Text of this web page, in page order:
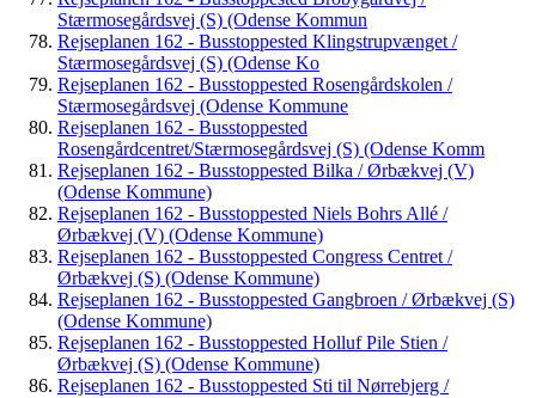
Stærmosegårdsvej (S) (Odense Kommun
Rejseplanen 162 - Busstoppested Klingstrupvænget /
Stærmosegårdsvej (S) (Odense Ko
Rejseplanen 162 - Busstoppested Rosengårdskolen /
Stærmosegårdsvej (Odense Kommune
Rejseplanen 162 - Busstoppested
Rosengårdcentret/Stærmosegårdsvej (S) (Odense Komm
Rejseplanen 162 - Busstoppested Bilka / Ørbækvej (V)
(Odense Kommune)
Rejseplanen 162 - Busstoppested Niels Bohrs Allé /
Ørbækvej (V) (Odense Kommune)
Rejseplanen 162 - Busstoppested Congress Centret /
Ørbækvej (S) (Odense Kommune)
Rejseplanen 162 - Busstoppested Gangbroen / Ørbækvej (S)
(Odense Kommune)
Rejseplanen 162 - Busstoppested Holluf Pile Stien /
Ørbækvej (S) (Odense Kommune)
Rejseplanen 162 - Busstoppested Sti til Nørrebjerg /